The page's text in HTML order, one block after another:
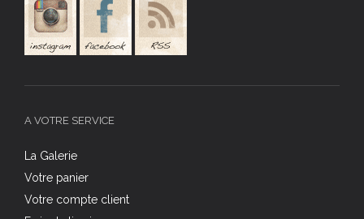
A VOTRE SERVICE
La Galerie
Votre panier
Votre compte client